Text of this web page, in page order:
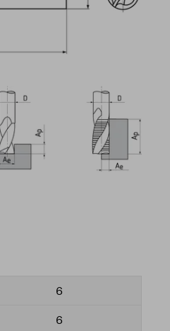
6
6